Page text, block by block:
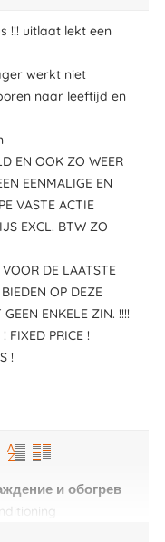
!!! uitlaat lekt een
werkt niet
naar leeftijd en
EN OOK ZO WEER
EENMALIGE EN
VASTE ACTIE
EXCL. BTW ZO
DE LAATSTE
OP DEZE
ENKELE ZIN. !!!!
FIXED PRICE !
!
и обогрев